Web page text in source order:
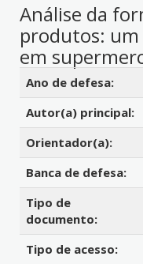
Análise da
produtos:
em
Detalhes bibliográficos
Ano de defesa:
Autor(a) principal:
Orientador(a):
Banca de defesa:
Tipo de
documento:
Tipo de acesso: